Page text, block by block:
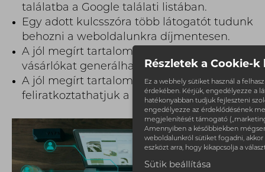
találatba a Google találati listában.
Egy adott kulcsszóra több látogatót tudunk
behozni a weboldalunkra díjmentesen.
A jól megírt tartalommal az érdeklődőkből
vásárlókat generálhatunk.
A jól megírt tartalommal az érdeklődőket
feliratkoztathatjuk a hírlevelünkre.
Részletek a Cookie-k
Ez a webhely sütiket használ a
érdekében. Kérjük, engedélyezze a
hatékonyabban tudjuk fejleszteni
engedélyezze az érdeklődésének
megjelenítését támogató
Amennyiben a későbbiekben
weboldalunkról sütiket fogadni, akkor
eszközt arra, hogy kikapcsolja a
Sütik beállítása